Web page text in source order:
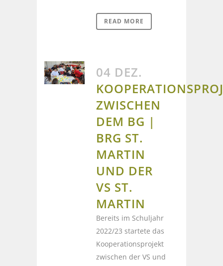
READ MORE
04 DEZ.
ZWISCHEN
DEM BG |
BRG ST.
MARTIN
UND DER
VS ST.
MARTIN
Bereits im Schuljahr
2022/23 startete das
Kooperationsprojekt
zwischen der VS und